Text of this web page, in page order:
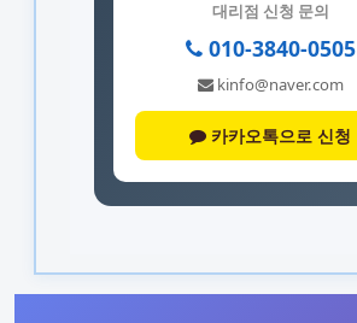
대리점 신청 문의
010-3840-0505
kinfo@naver.com
카카오톡으로 신청